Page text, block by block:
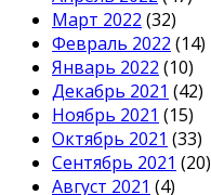
Март 2022 (32)
Февраль 2022 (14)
Январь 2022 (10)
Декабрь 2021 (42)
Ноябрь 2021 (15)
Октябрь 2021 (33)
Сентябрь 2021 (20)
Август 2021 (4)